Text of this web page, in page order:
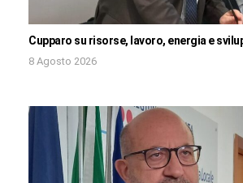
Cupparo su risorse, lavoro, energia e
8 Agosto 2026